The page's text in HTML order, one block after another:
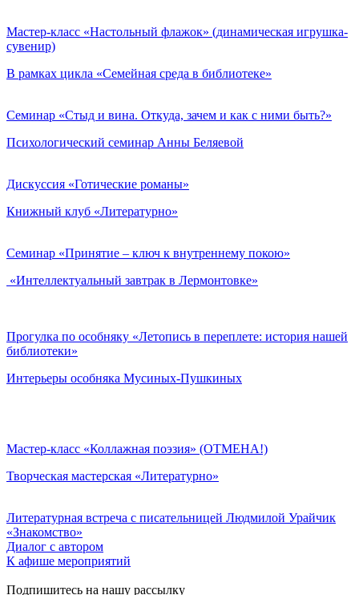
Мастер-класс «Настольный флажок» (динамическая игрушка-
сувенир)
В рамках цикла «Семейная среда в библиотеке»
Семинар «Стыд и вина. Откуда, зачем и как с ними быть?»
Психологический семинар Анны Беляевой
Дискуссия «Готические романы»
Книжный клуб «Литературно»
Семинар «Принятие – ключ к внутреннему покою»
«Интеллектуальный завтрак в Лермонтовке»
Прогулка по особняку «Летопись в переплете: история нашей
библиотеки»
Интерьеры особняка Мусиных-Пушкиных
Мастер-класс «Коллажная поэзия» (ОТМЕНА!)
Творческая мастерская «Литературно»
Литературная встреча с писательницей Людмилой Урайчик
«Знакомство»
Диалог с автором
К афише мероприятий
Подпишитесь на нашу рассылку